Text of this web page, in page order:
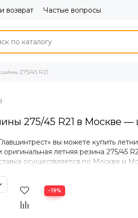
возврат Частые вопросы
275/45 R21
275/45 R21 в Москве —
вы можете купить
летняя резина 275/
осуществляется по Москве и
шин 275/45 R21
−19%